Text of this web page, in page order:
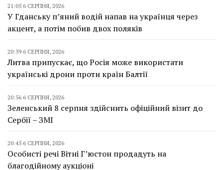
21:05 6 СЕРПНЯ, 2026
У Гданську п’яний водій напав на українця через
акцент, а потім побив двох поляків
20:59 6 СЕРПНЯ, 2026
Литва припускає, що Росія може використати
українські дрони проти країн Балтії
20:56 6 СЕРПНЯ, 2026
Зеленський 8 серпня здійснить офіційний візит до
Сербії – ЗМІ
20:45 6 СЕРПНЯ, 2026
Особисті речі Вітні Г’юстон продадуть на
благодійному аукціоні